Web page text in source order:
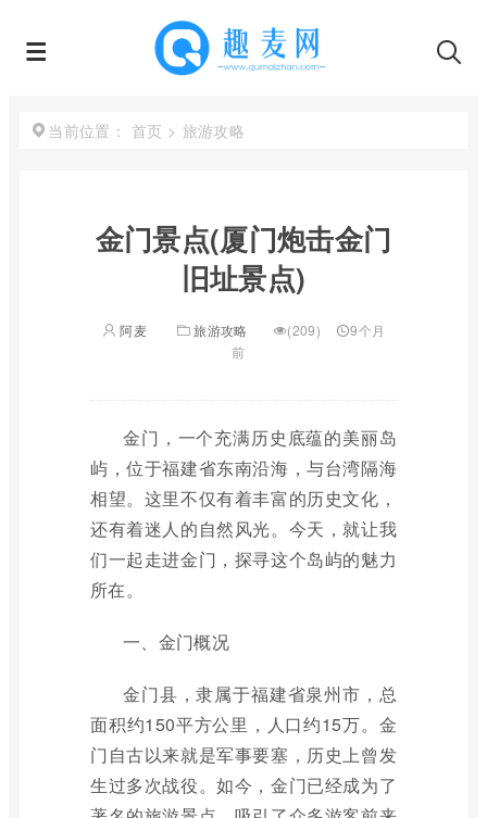
当前位置： 首页 > 旅游攻略
金门景点(厦门炮击金门
旧址景点)
阿麦 旅游攻略 (209)
9个月
前
金门，一个充满历史底蕴的美丽岛
屿，位于福建省东南沿海，与台湾隔海
相望。这里不仅有着丰富的历史文化，
还有着迷人的自然风光。今天，就让我
们一起走进金门，探寻这个岛屿的魅力
所在。
一、金门概况
金门县，隶属于福建省泉州市，总
面积约150平方公里，人口约15万。金
门自古以来就是军事要塞，历史上曾发
生过多次战役。如今，金门已经成为了